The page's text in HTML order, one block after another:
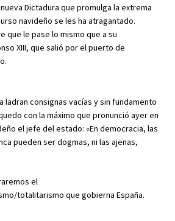
Dictadura que promulga la extrema
navideño se les ha atragantado.
que le pase lo mismo que a su
XIII, que salió por el puerto de
ladran consignas vacías y sin fundamento
con la máximo que pronunció ayer en
el jefe del estado: «En democracia, las
pueden ser dogmas, ni las ajenas,
el
totalitarismo que gobierna España.